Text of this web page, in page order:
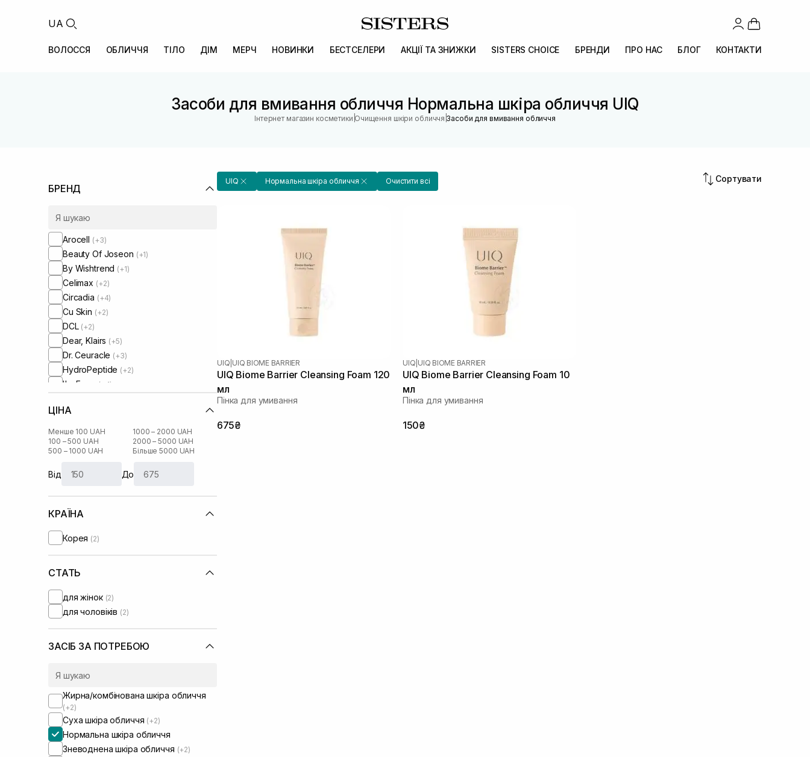
UA
ВОЛОССЯ ОБЛИЧЧЯ ТІЛО ДІМ МЕРЧ НОВИНКИ БЕСТСЕЛЕРИ АКЦІЇ ТА ЗНИЖКИ SISTERS CHOICE БРЕНДИ ПРО НАС БЛОГ КОНТАКТИ
Засоби для вмивання обличчя Нормальна шкіра обличчя UIQ
Інтернет магазин косметики |Очищення шкіри обличчя |Засоби для вмивання обличчя
БРЕНД
Arocell (+3)
Beauty Of Joseon (+1)
By Wishtrend (+1)
Celimax (+2)
Circadia (+4)
Cu Skin (+2)
DCL (+2)
Dear, Klairs (+5)
Dr. Ceuracle (+3)
HydroPeptide (+2)
I'm From (+4)
Lagom
Manyo Factory (+1)
Medicube
Medik8 (+3)
Needly
Question and Answer
Real Barrier
Round Lab
Skin1004(+2)
Transparent-Lab
Usolab(+6)
ЦІНА
Менше 100 UAH
100 – 500 UAH
500 – 1000 UAH
1000 – 2000 UAH
2000 – 5000 UAH
Більше 5000 UAH
Від До
КРАЇНА
Корея (2)
СТАТЬ
для жінок (2)
для чоловіків (2)
ЗАСІБ ЗА ПОТРЕБОЮ
Жирна/комбінована шкіра обличчя
(+2)
Суха шкіра обличчя (+2)
Нормальна шкіра обличчя
Зневоднена шкіра обличчя (+2)
UIQ Нормальна шкіра обличчя Очистити всі Сортувати
UIQ UIQ BIOME BARRIER
UIQ Biome Barrier Cleansing Foam 120
мл
Пінка для умивання
675₴
UIQ UIQ BIOME BARRIER
UIQ Biome Barrier Cleansing Foam 10
мл
Пінка для умивання
150₴